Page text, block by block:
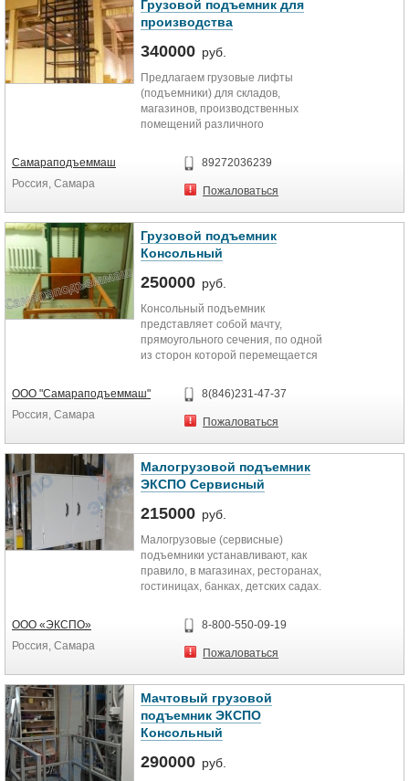
Грузовой подъемник для
производства
340000 руб.
Предлагаем грузовые лифты
(подъемники) для складов,
магазинов, производственных
помещений различного
поставляются в...
Самараподъеммаш
Россия, Самара
89272036239
Пожаловаться
Грузовой подъемник
Консольный
250000 руб.
Консольный подъемник
представляет собой мачту,
прямоугольного сечения, по одной
из сторон которой перемещается
ООО "Самараподъеммаш"
Россия, Самара
8(846)231-47-37
Пожаловаться
Малогрузовой подъемник
ЭКСПО Сервисный
215000 руб.
Малогрузовые (сервисные)
подъемники устанавливают, как
правило, в магазинах, ресторанах,
гостиницах, банках, детских садах.
ООО «ЭКСПО»
Россия, Самара
8-800-550-09-19
Пожаловаться
Мачтовый грузовой
подъемник ЭКСПО
Консольный
290000 руб.